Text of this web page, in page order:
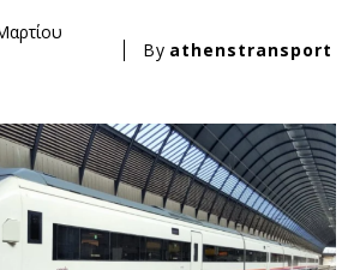
By athenstransport